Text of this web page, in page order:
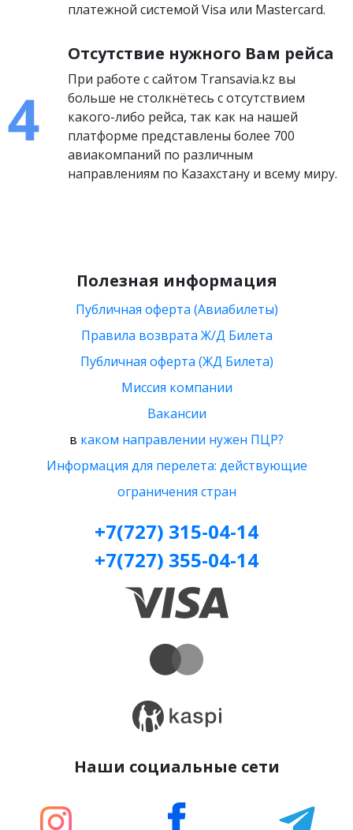
платежной системой Visa или Mastercard.
Отсутствие нужного Вам рейса
При работе с сайтом Transavia.kz вы
больше не столкнётесь с отсутствием
какого-либо рейса, так как на нашей
платформе представлены более 700
авиакомпаний по различным
направлениям по Казахстану и всему миру.
Полезная информация
Публичная оферта (Авиабилеты)
Правила возврата Ж/Д Билета
Публичная оферта (ЖД Билета)
Миссия компании
Вакансии
в каком направлении нужен ПЦР?
Информация для перелета: действующие
ограничения стран
+7(727) 315-04-14
+7(727) 355-04-14
Наши социальные сети